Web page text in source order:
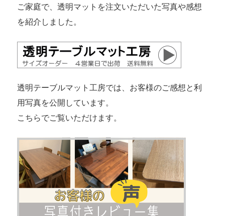
ご家庭で、透明マットを注文いただいた写真や感想
を紹介しました。
透明テーブルマット工房では、お客様のご感想と利
用写真を公開しています。
こちらでご覧いただけます。